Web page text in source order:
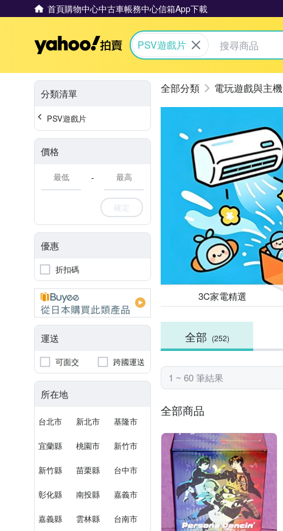
首頁購物中心中古車帳務中心信箱App下載
Yahoo拍賣
PSV遊戲片
分類清單
PSV遊戲片
價格
-
確定
優惠
折扣碼
運送
可面交 跨國運送
所在地
台北市 新北市 基隆市
宜蘭縣 桃園市 新竹市
新竹縣 苗栗縣 台中市
彰化縣 南投縣 嘉義市
嘉義縣 雲林縣 台南市
電玩遊戲與主機
3C家電精選
全部 (252)
1 ~ 60 筆結果
全部商品